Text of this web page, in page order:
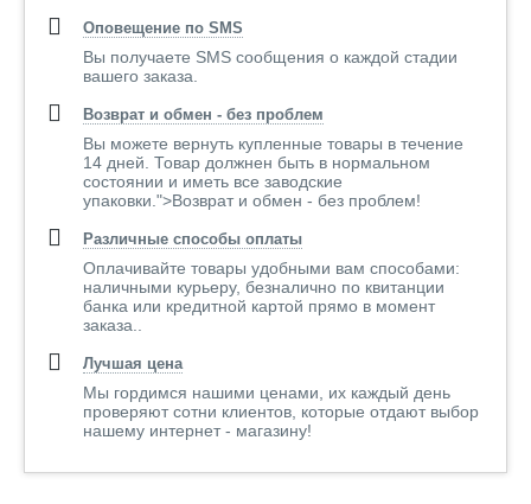
Оповещение по SMS
Вы получаете SMS сообщения о каждой стадии
вашего заказа.
Возврат и обмен - без проблем
Вы можете вернуть купленные товары в течение
14 дней. Товар должнен быть в нормальном
состоянии и иметь все заводские
упаковки.">Возврат и обмен - без проблем!
Различные способы оплаты
Оплачивайте товары удобными вам способами:
наличными курьеру, безналично по квитанции
банка или кредитной картой прямо в момент
заказа..
Лучшая цена
Мы гордимся нашими ценами, их каждый день
проверяют сотни клиентов, которые отдают выбор
нашему интернет - магазину!